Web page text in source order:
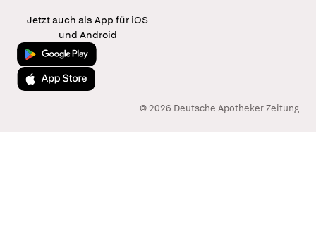
Jetzt auch als App für iOS
und Android
Jetzt bei Google Play
Laden im App Store
© 2026 Deutsche Apotheker Zeitung